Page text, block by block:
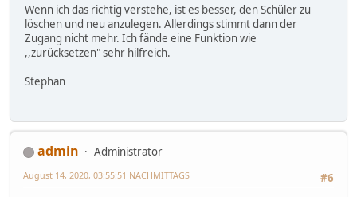
Wenn ich das richtig verstehe, ist es besser, den Schüler zu
löschen und neu anzulegen. Allerdings stimmt dann der
Zugang nicht mehr. Ich fände eine Funktion wie
,,zurücksetzen" sehr hilfreich.
Stephan
admin
Administrator
#6
August 14, 2020, 03:55:51 NACHMITTAGS